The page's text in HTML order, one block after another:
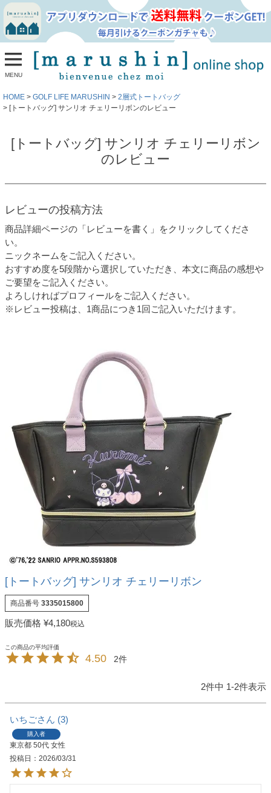
MENU
HOME GOLF LIFE MARUSHIN
2層式トートバッグ
[トートバッグ] サンリオ チェリーリボンのレビュー
[トートバッグ] サンリオ チェリーリボン
のレビュー
レビューの投稿方法
商品詳細ページの「レビューを書く」をクリックしてくださ
い。
ニックネームをご記入ください。
おすすめ度を5段階から選択していただき、本文に商品の感想や
ご要望をご記入ください。
よろしければプロフィールをご記入ください。
※レビュー投稿は、1商品につき1回ご記入いただけます。
[トートバッグ] サンリオ チェリーリボン
商品番号 3335015800
販売価格 ¥4,180税込
4.50 2
2件中 1-2件表示
いちご 3
購入者
東京都 50代 女性
投稿日
2026/03/31